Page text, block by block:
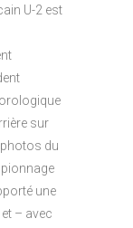
U-2 est
sur
du
une
– avec